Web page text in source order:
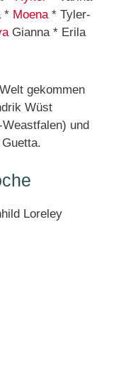
* Moena* Tyler-
Gianna * Erila
gekommen
Wüst
und
Loreley